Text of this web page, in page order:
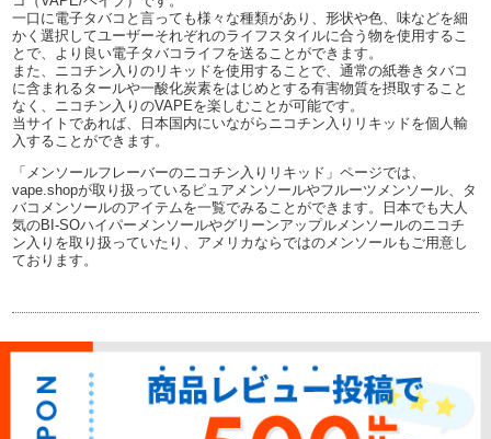
一口に電子タバコと言っても様々な種類があり、形状や色、味などを細
かく選択してユーザーそれぞれのライフスタイルに合う物を使用するこ
とで、より良い電子タバコライフを送ることができます。
また、ニコチン入りのリキッドを使用することで、通常の紙巻きタバコ
に含まれるタールや一酸化炭素をはじめとする有害物質を摂取すること
なく、ニコチン入りのVAPEを楽しむことが可能です。
当サイトであれば、日本国内にいながらニコチン入りリキッドを個人輸
入することができます。
「メンソールフレーバーのニコチン入りリキッド」ページでは、
vape.shopが取り扱っているピュアメンソールやフルーツメンソール、タ
バコメンソールのアイテムを一覧でみることができます。日本でも大人
気のBI-SOハイパーメンソールやグリーンアップルメンソールのニコチ
ン入りを取り扱っていたり、アメリカならではのメンソールもご用意し
ております。